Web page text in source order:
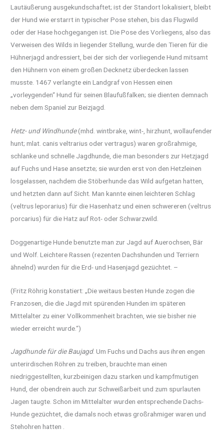
Lautäußerung ausgekundschaftet; ist der Standort lokalisiert, bleibt
der Hund wie erstarrt in typischer Pose stehen, bis das Flugwild
oder der Hase hochgegangen ist. Die Pose des Vorliegens, also das
Verweisen des Wilds in liegender Stellung, wurde den Tieren für die
Hühnerjagd andressiert, bei der sich der vorliegende Hund mitsamt
den Hühnern von einem großen Decknetz überdecken lassen
musste. 1467 verlangte ein Landgraf von Hessen einen
„vorleygenden“ Hund für seinen Blaufußfalken; sie dienten demnach
neben dem Spaniel zur Beizjagd.
Hetz- und Windhunde(mhd. wintbrake, wint-, hirzhunt, wollaufender
hunt; mlat. canis veltrarius oder vertragus) waren großrahmige,
schlanke und schnelle Jagdhunde, die man besonders zur Hetzjagd
auf Fuchs und Hase ansetzte; sie wurden erst von den Hetzleinen
losgelassen, nachdem die Stöberhunde das Wild aufgetan hatten,
und hetzten dann auf Sicht. Man kannte einen leichteren Schlag
(veltrus leporarius) für die Hasenhatz und einen schwereren (veltrus
porcarius) für die Hatz auf Rot- oder Schwarzwild.
Doggenartige Hunde benutzte man zur Jagd auf Auerochsen, Bär
und Wolf. Leichtere Rassen (rezenten Dachshunden und Terriern
ähnelnd) wurden für die Erd- und Hasenjagd gezüchtet. –
(Fritz Röhrig konstatiert: „Die weitaus besten Hunde zogen die
Franzosen, die die Jagd mit spürenden Hunden im späteren
Mittelalter zu einer Vollkommenheit brachten, wie sie bisher nie
wieder erreicht wurde.“)
Jagdhunde für die Baujagd. Um Fuchs und Dachs aus ihren engen
unterirdischen Röhren zu treiben, brauchte man einen
niedriggestellten, kurzbeinigen dazu starken und kampfmutigen
Hund, der obendrein auch zur Schweißarbeit und zum spurlauten
Jagen taugte. Schon im Mittelalter wurden entsprechende Dachs-
Hunde gezüchtet, die damals noch etwas großrahmiger waren und
Stehohren hatten .